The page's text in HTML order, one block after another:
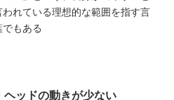
われている理想的な範囲を指す言
でもある
ヘッドの動きが少ない